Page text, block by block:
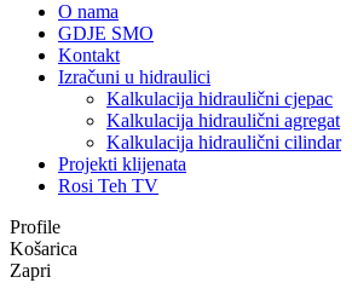
O nama
GDJE SMO
Kontakt
Izračuni u hidraulici
Kalkulacija hidraulični cjepac
Kalkulacija hidraulični agregat
Kalkulacija hidraulični cilindar
Projekti klijenata
Rosi Teh TV
Profile
Košarica
Zapri